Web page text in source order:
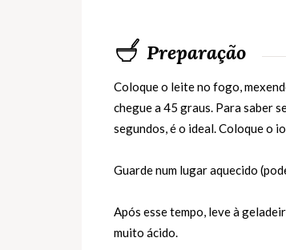
Preparação
Coloque o leite no fogo,
chegue a 45 graus. Para saber
segundos, é o ideal. Coloque o
Guarde num lugar aquecido
Após esse tempo, leve à
muito ácido.